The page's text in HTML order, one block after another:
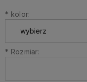
* kolor:
* Rozmiar: